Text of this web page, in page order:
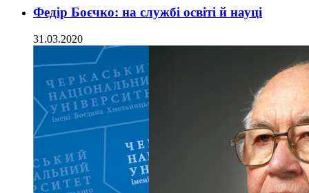
Федір Боєчко: на службі освіті й науці
31.03.2020